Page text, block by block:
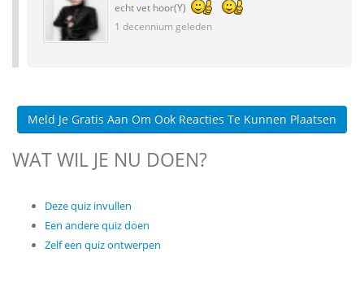
echt vet hoor(Y)
1 decennium geleden
Meld Je Gratis Aan Om Ook Reacties Te Kunnen Plaatsen
WAT WIL JE NU DOEN?
Deze quiz invullen
Een andere quiz doen
Zelf een quiz ontwerpen